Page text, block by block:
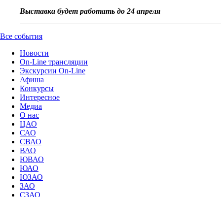
Выставка будет работать до 24 апреля
Все события
Новости
On-Line трансляции
Экскурсии On-Line
Афиша
Конкурсы
Интересное
Медиа
О нас
ЦАО
САО
СВАО
ВАО
ЮВАО
ЮАО
ЮЗАО
ЗАО
СЗАО